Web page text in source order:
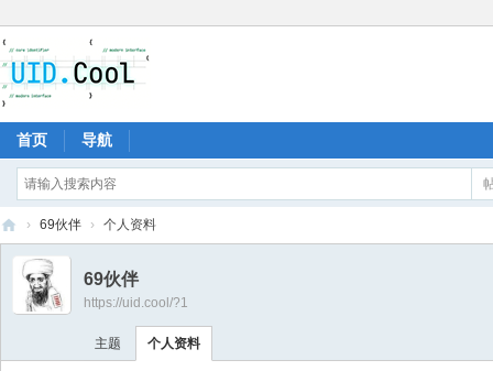
首页 导航
有
地
› 69伙伴 › 个人资料
69伙伴
https://uid.cool/?1
主题 个人资料